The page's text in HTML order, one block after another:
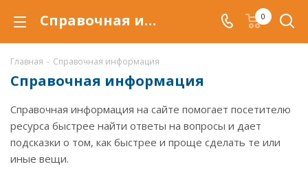
Справочная информация 0
Главная - Справочная информация
Справочная информация
Справочная информация на сайте помогает посетителю
ресурса быстрее найти ответы на вопросы и дает
подсказки о том, как быстрее и проще сделать те или
иные вещи.